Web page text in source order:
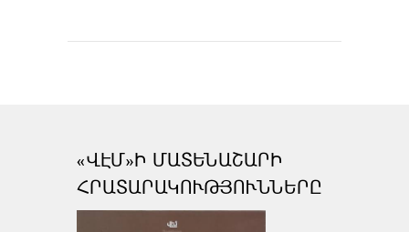
«ՎԷՄ»Ի ՄԱՏԵՆԱՇԱՐԻ
ՀՐԱՏԱՐԱԿՈՒԹՅՈՒՆՆԵՐԸ